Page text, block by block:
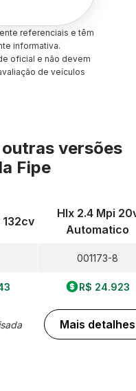
referenciais e têm
informativa.
oficial e não devem
de veículos
versões
Fipe
132cv
Hlx 2.4 Mpi
Automatico
001173-8
R$ 24.923
Mais detalhes